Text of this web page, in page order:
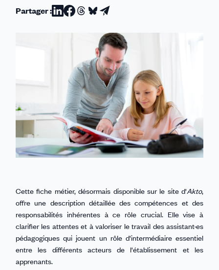
Partager :Partager
Partager
sur
Facebook
Partager
Threads
Partager
Bluesky
Partager
par
email
Cette fiche métier, désormais disponible sur le site d'Akto,
offre une description détaillée des compétences et des
responsabilités inhérentes à ce rôle crucial. Elle vise à
clarifier les attentes et à valoriser le travail des assistant·es
pédagogiques qui jouent un rôle d'intermédiaire essentiel
entre les différents acteurs de l'établissement et les
apprenants.